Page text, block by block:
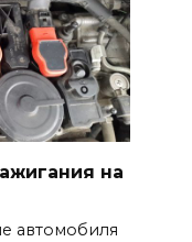
на
автомобиля